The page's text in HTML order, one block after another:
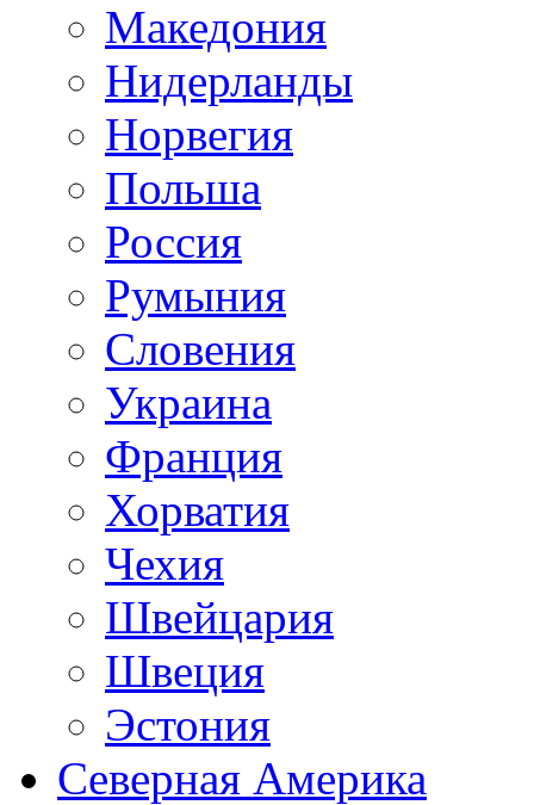
Македония
Нидерланды
Норвегия
Польша
Россия
Румыния
Словения
Украина
Франция
Хорватия
Чехия
Швейцария
Швеция
Эстония
Северная Америка